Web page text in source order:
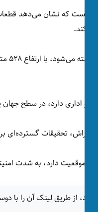
شده است که نشان می‌دهد
می‌کند.
در سطح جهان یکی از ۱۰ بلندترین برج‌های
تحقیقات گسترده‌ای
در آن موقعیت دارد، به شدت
بود، از طریق لینک آن را با